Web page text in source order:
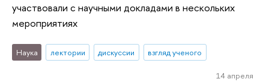
участвовали с научными докладами в нескольких
мероприятиях
Наука лектории дискуссии взгляд ученого
14 апреля